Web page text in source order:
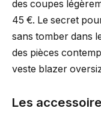
des coupes
45 €. Le secret
sans tomber dans
des pièces
veste blazer
Les